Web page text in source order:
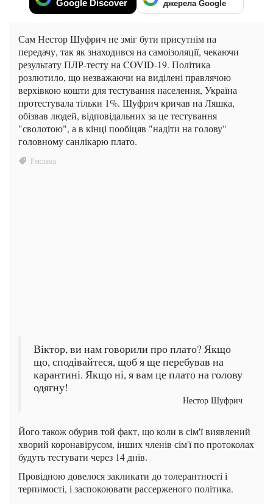
Google Discover джерела Google
Сам Нестор Шуфрич не зміг бути присутнім на
передачу, так як знаходився на самоізоляції, чекаючи
результату ПЛР-тесту на COVID-19. Політика
розлютило, що незважаючи на виділені правлячою
верхівкою кошти для тестування населення, Україна
протестувала тільки 1%. Шуфрич кричав на Ляшка,
обізвав людей, відповідальних за це тестування
"сволотою", а в кінці пообіцяв "надіти на голову"
головному санлікарю плато.
Віктор, ви нам говорили про плато? Якщо
що, сподівайтеся, щоб я ще перебував на
карантині. Якщо ні, я вам це плато на голову
одягну!
Нестор Шуфрич
Його також обурив той факт, що коли в сім'ї виявлений
хворий коронавірусом, інших членів сім'ї по протоколах
будуть тестувати через 14 днів.
Провідною довелося закликати до толерантності і
терпимості, і заспокоювати рассерженого політика.